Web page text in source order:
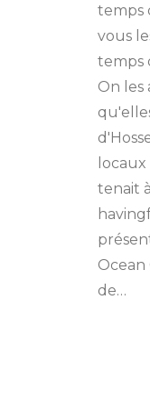
temps
vous
temps
On les
tenait
Ocean
de…